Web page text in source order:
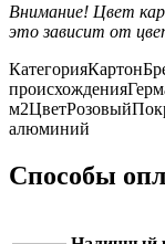
Внимание! Цвет
это зависит от
КатегорияКартон
происхождения
м2ЦветРозовый
алюминий
Способы